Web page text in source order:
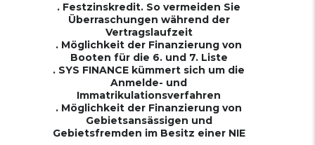
. Festzinskredit. So vermeiden Sie
Überraschungen während der
Vertragslaufzeit
. Möglichkeit der Finanzierung von
Booten für die 6. und 7. Liste
. SYS FINANCE kümmert sich um die
Anmelde- und
Immatrikulationsverfahren
. Möglichkeit der Finanzierung von
Gebietsansässigen und
Gebietsfremden im Besitz einer NIE